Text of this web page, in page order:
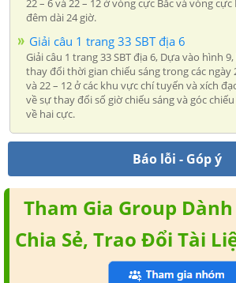
22 – 6 và 22 – 12 ở vòng cực Bắc và vòng
đêm dài 24 giờ.
Giải câu 1 trang 33 SBT địa 6
Giải câu 1 trang 33 SBT địa 6, Dựa vào hình
thay đổi thời gian chiếu sáng trong các ngày
và 22 – 12 ở các khu vực chí tuyến và xích
về sự thay đổi số giờ chiếu sáng và góc
về hai cực.
Báo lỗi - Góp ý
Tham Gia Group
Chia Sẻ, Trao Đổi Tài